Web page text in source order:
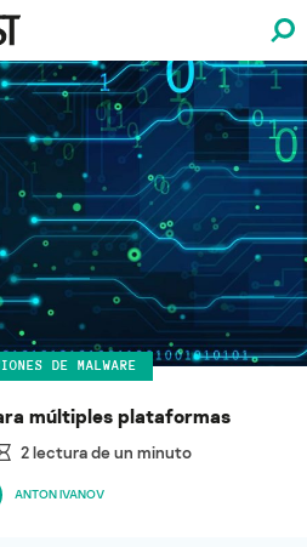
DE MALWARE
múltiples plataformas
2lectura de un minuto
ANTON IVANOV